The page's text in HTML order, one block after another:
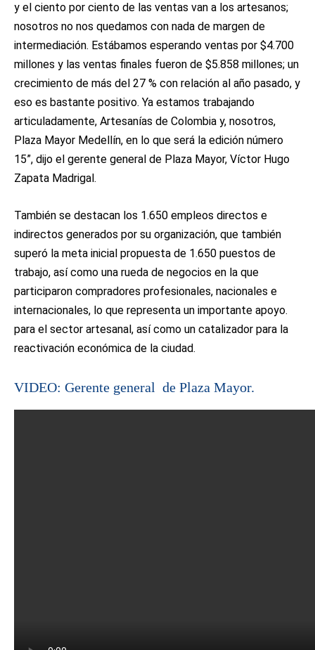
y el ciento por ciento de las ventas van a los artesanos;
nosotros no nos quedamos con nada de margen de
intermediación. Estábamos esperando ventas por $4.700
millones y las ventas finales fueron de $5.858 millones; un
crecimiento de más del 27 % con relación al año pasado, y
eso es bastante positivo. Ya estamos trabajando
articuladamente, Artesanías de Colombia y, nosotros,
Plaza Mayor Medellín, en lo que será la edición número
15”, dijo el gerente general de Plaza Mayor, Víctor Hugo
Zapata Madrigal.
También se destacan los 1.650 empleos directos e
indirectos generados por su organización, que también
superó la meta inicial propuesta de 1.650 puestos de
trabajo, así como una rueda de negocios en la que
participaron compradores profesionales, nacionales e
internacionales, lo que representa un importante apoyo.
para el sector artesanal, así como un catalizador para la
reactivación económica de la ciudad.
VIDEO: Gerente general de Plaza Mayor.